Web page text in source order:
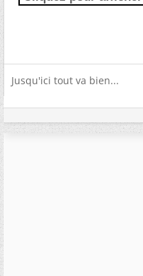
Jusqu'ici tout va bien...